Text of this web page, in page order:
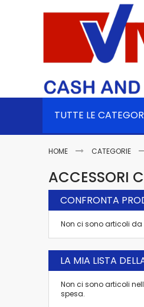
TUTTE LE
HOME CATEGORIE
ACCESSORI
CONFRONTA
Non ci sono articoli
LA MIA LISTA
Non ci sono articoli
spesa.